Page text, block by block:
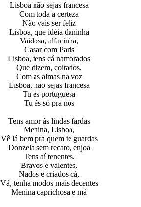
Lisboa não sejas francesa
Com toda a certeza
Não vais ser feliz
Lisboa, que idéia daninha
Vaidosa, alfacinha,
Casar com Paris
Lisboa, tens cá namorados
Que dizem, coitados,
Com as almas na voz
Lisboa, não sejas francesa
Tu és portuguesa
Tu és só pra nós
Tens amor às lindas fardas
Menina, Lisboa,
Vê lá bem pra quem te guardas
Donzela sem recato, enjoa
Tens aí tenentes,
Bravos e valentes,
Nados e criados cá,
Vá, tenha modos mais decentes
Menina caprichosa e má